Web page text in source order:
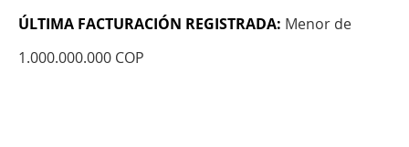
ÚLTIMA FACTURACIÓN REGISTRADA: Menor de
1.000.000.000 COP